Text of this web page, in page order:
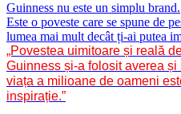
Guinness nu este un simplu brand.
Este o poveste care se spune de
lumea mai mult decât ți-ai putea
„Povestea uimitoare și reală
Guinness și-a folosit averea
viața a milioane de oameni
inspirație.”